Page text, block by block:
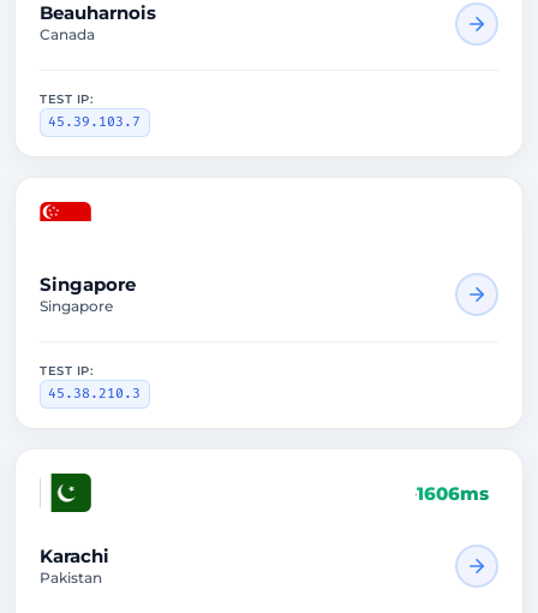
Beauharnois
Canada
TEST IP:
45.39.103.7
Singapore
Singapore
TEST IP:
45.38.210.3
1606ms
Karachi
Pakistan